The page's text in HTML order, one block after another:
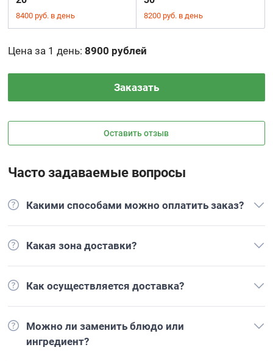
8400 руб. в день 8200 руб. в день
Цена за 1 день:8900 рублей
Заказать
Оставить отзыв
Часто задаваемые вопросы
Какими способами можно оплатить заказ?
Какая зона доставки?
Как осуществляется доставка?
Можно ли заменить блюдо или
ингредиент?